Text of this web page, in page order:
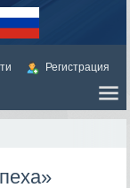
Регистрация